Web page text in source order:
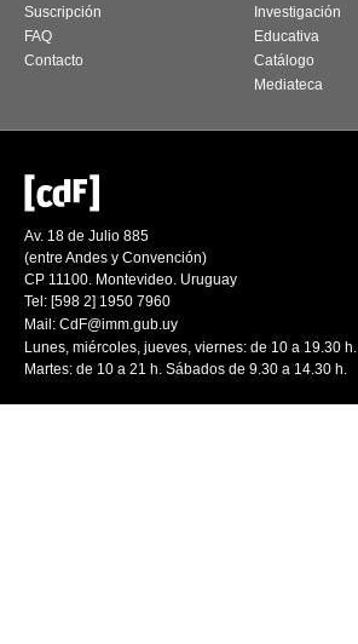
Suscripción
FAQ
Contacto
Investigación
Educativa
Catálogo
Mediateca
Av. 18 de Julio 885
(entre Andes y Convención)
CP 11100. Montevideo. Uruguay
Tel: [598 2] 1950 7960
Mail: CdF@imm.gub.uy
Lunes, miércoles, jueves, viernes: de 10 a 19.30 h.
Martes: de 10 a 21 h. Sábados de 9.30 a 14.30 h.